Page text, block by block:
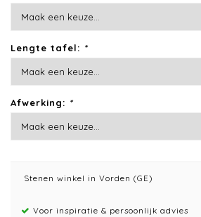
Lengte tafel: *
Afwerking: *
Stenen winkel in Vorden (GE)
Voor inspiratie & persoonlijk advies